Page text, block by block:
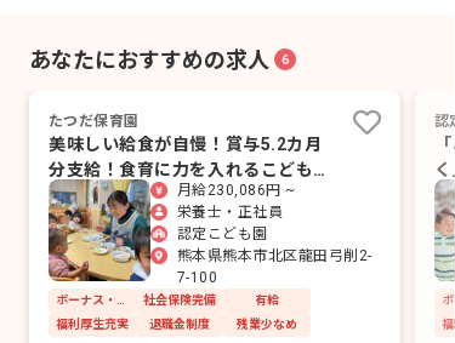
あなたにおすすめの求人 6
たつだ保育園
美味しい給食が自慢！賞与5.2カ月
分支給！食育に力を入れるこども園
です
月給230,086円 ~
栄養士・正社員
認定こども園
熊本県熊本市北区龍田弓削2-
7-100
社会保険完備
有給
福利厚生充実
退職金制度 残業少なめ
認
福